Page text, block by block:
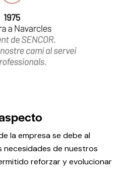
la empresa se debe al
de nuestros
reforzar y evolucionar